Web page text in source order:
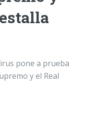
pone a prueba
y el Real